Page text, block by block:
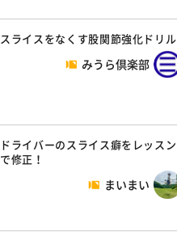
スライスをなくす股関節強化ドリル
みうら倶楽部
ドライバーのスライス癖をレッスン
で修正！
まいまい